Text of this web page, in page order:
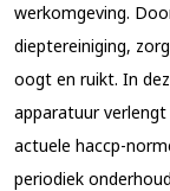
werkomgeving.
dieptereiniging,
oogt en ruikt. In
apparatuur
actuele haccp-
periodiek